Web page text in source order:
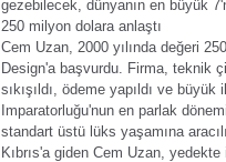
gezebilecek, dünyanın en büyük
250 milyon dolara anlaştı
Cem Uzan, 2000 yılında değeri
Design'a başvurdu. Firma, teknik
sıkışıldı, ödeme yapıldı ve
Imparatorluğu'nun en parlak
standart üstü lüks yaşamına
Kıbrıs'a giden Cem Uzan,